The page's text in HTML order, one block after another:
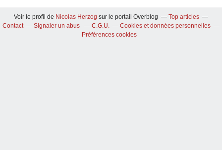
Voir le profil de Nicolas Herzog sur le portail Overblog
Top articles
Contact
Signaler un abus C.G.U.
Cookies et données personnelles
Préférences cookies